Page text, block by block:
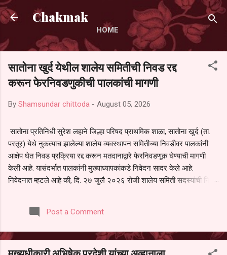
Skip to main content
Chakmak
HOME
सातोना खुर्द येथील शालेय समितीची निवड रद्द
करून फेरनिवडणुकीची पालकांची मागणी
By Shamsundar chittoda - August 05, 2026
सातोना प्रतिनिधी सुरेश लहाने जिल्हा परिषद प्राथमिक शाळा, सातोना खुर्द (ता.
परतूर) येथे नुकत्याच झालेल्या शालेय व्यवस्थापन समितीच्या निवडीवर पालकांनी
आक्षेप घेत निवड प्रक्रिया रद्द करून मतदानाद्वारे फेरनिवडणूक घेण्याची मागणी
केली आहे. यासंदर्भात पालकांनी मुख्याध्यापकांकडे निवेदन सादर केले आहे.
निवेदनात म्हटले आहे की, दि. २७ जुलै २०२६ रोजी शालेय समिती सदस्यांची निवड
पालकांना देण्यात आली नसल्याने मोठ्या संख्येने पालक बैठकीस उपस्थित राहू शकले
नाहीत. तसेच सर्व पालकांना विश्वासात न घेता निवड प्रक्रिया पूर्ण करण्यात
करण्यात यावी आणि सर्व पालकांच्या उपस्थितीत मतदान पद्धतीने शालेय समितीची
Post a Comment